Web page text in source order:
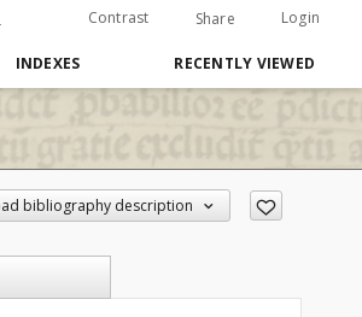
Contrast Share Login
INDEXES RECENTLY VIEWED
bibliography description